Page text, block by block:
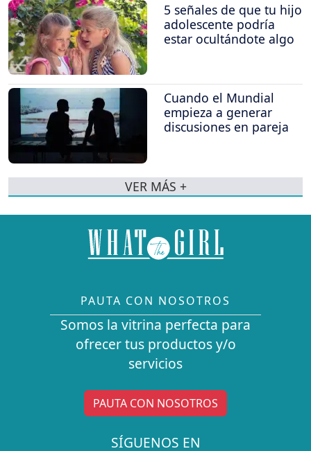
5 señales de que tu hijo
adolescente podría
estar ocultándote algo
Cuando el Mundial
empieza a generar
discusiones en pareja
VER MÁS +
PAUTA CON NOSOTROS
Somos la vitrina perfecta para
ofrecer tus productos y/o
servicios
PAUTA CON NOSOTROS
SÍGUENOS EN